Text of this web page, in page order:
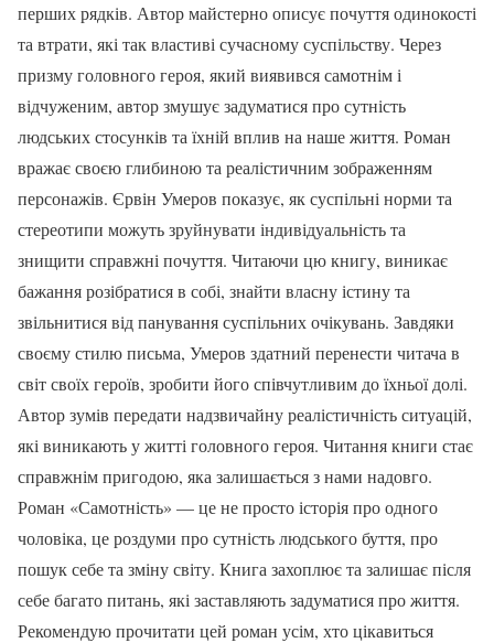
перших рядків. Автор майстерно описує почуття одинокості
та втрати, які так властиві сучасному суспільству. Через
призму головного героя, який виявився самотнім і
відчуженим, автор змушує задуматися про сутність
людських стосунків та їхній вплив на наше життя. Роман
вражає своєю глибиною та реалістичним зображенням
персонажів. Єрвін Умеров показує, як суспільні норми та
стереотипи можуть зруйнувати індивідуальність та
знищити справжні почуття. Читаючи цю книгу, виникає
бажання розібратися в собі, знайти власну істину та
звільнитися від панування суспільних очікувань. Завдяки
своєму стилю письма, Умеров здатний перенести читача в
світ своїх героїв, зробити його співчутливим до їхньої долі.
Автор зумів передати надзвичайну реалістичність ситуацій,
які виникають у житті головного героя. Читання книги стає
справжнім пригодою, яка залишається з нами надовго.
Роман «Самотність» — це не просто історія про одного
чоловіка, це роздуми про сутність людського буття, про
пошук себе та зміну світу. Книга захоплює та залишає після
себе багато питань, які заставляють задуматися про життя.
Рекомендую прочитати цей роман усім, хто цікавиться